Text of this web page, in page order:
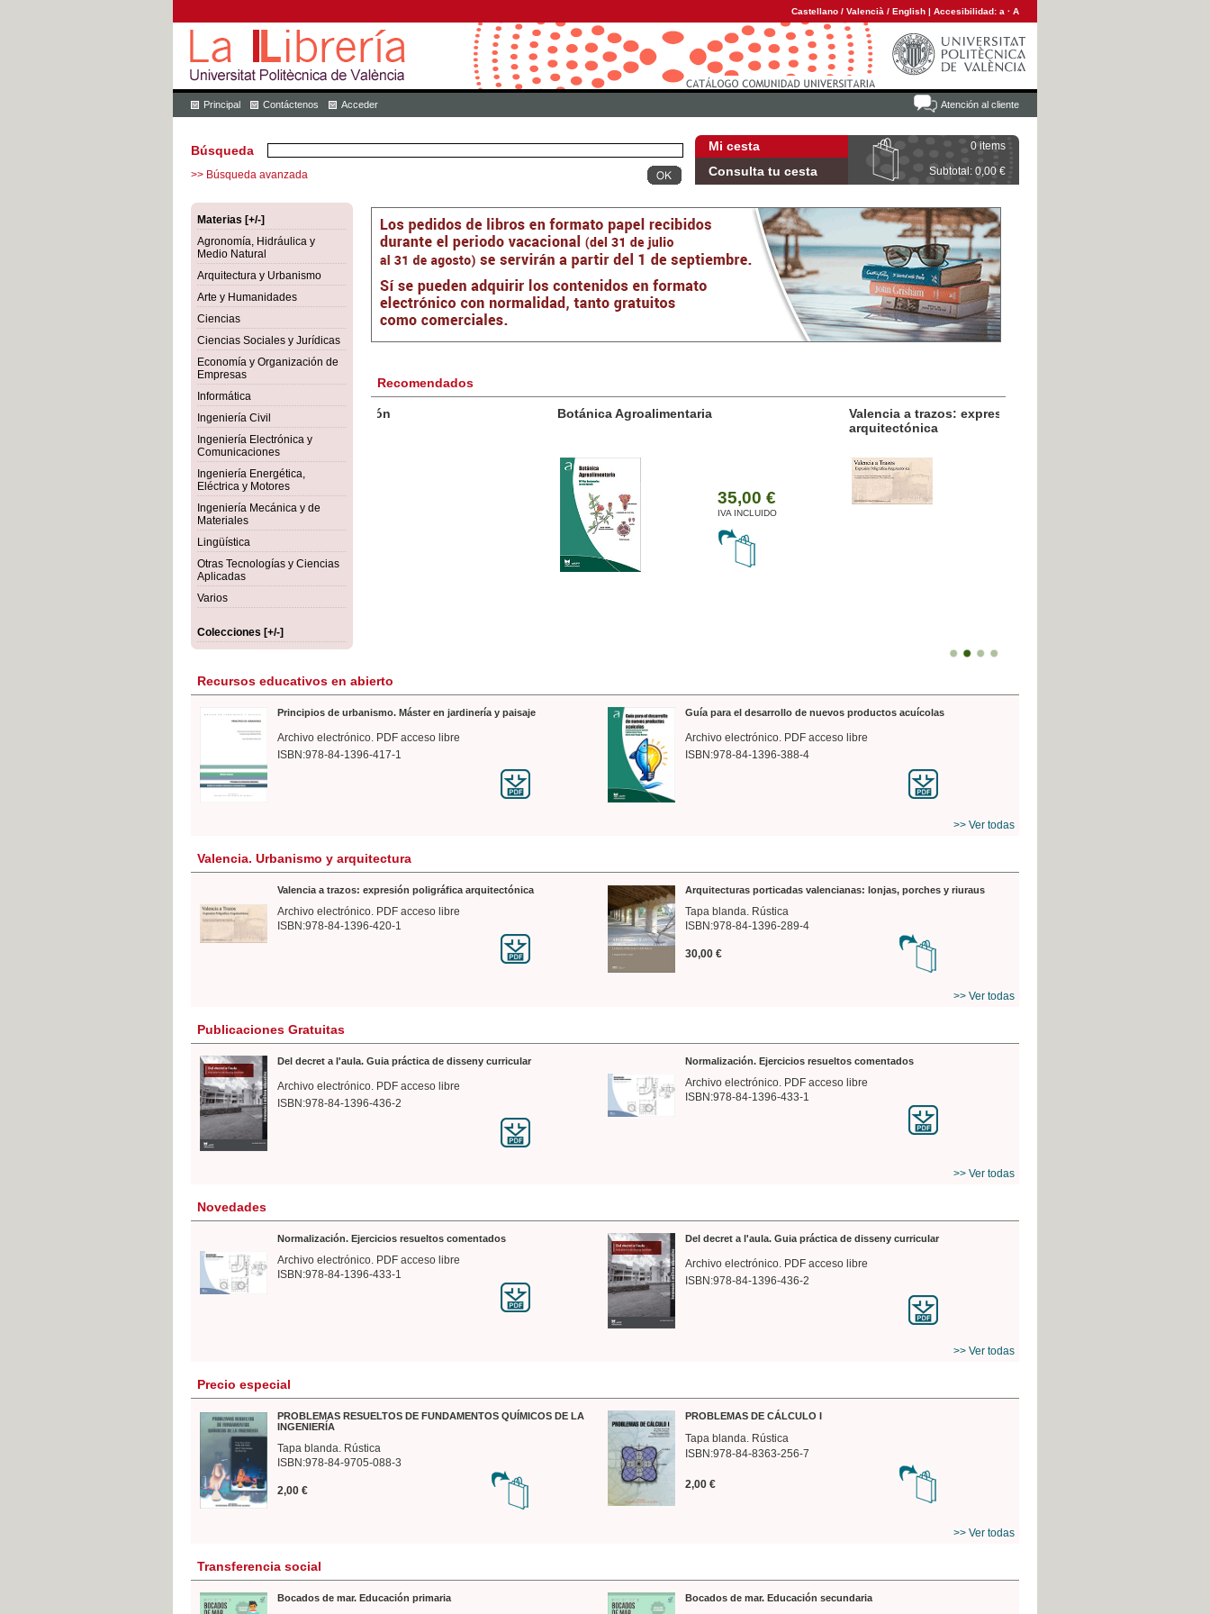
Castellano / Valencià / English | Accesibilidad: a · A
Atención al cliente
Principal Contáctenos Acceder
Mi cesta 0 items
Consulta tu cesta Subtotal: 0,00 €
Búsqueda
>> Búsqueda avanzada
Materias [+/-]
Agronomía, Hidráulica y
Medio Natural
Arquitectura y Urbanismo
Arte y Humanidades
Ciencias
Ciencias Sociales y Jurídicas
Economía y Organización de
Empresas
Informática
Ingeniería Civil
Ingeniería Electrónica y
Comunicaciones
Ingeniería Energética,
Eléctrica y Motores
Ingeniería Mecánica y de
Materiales
Lingüística
Otras Tecnologías y Ciencias
Aplicadas
Varios
Colecciones [+/-]
Recomendados
Botánica Agroalimentaria
35,00 €
IVA INCLUIDO
Valencia a trazos: expresión poligráfica
Recursos educativos en abierto
Principios de urbanismo. Máster en jardinería y paisaje
Archivo electrónico. PDF acceso libre
ISBN:978-84-1396-417-1
Guía para el desarrollo de nuevos productos acuícolas
Archivo electrónico. PDF acceso libre
ISBN:978-84-1396-388-4
>> Ver todas
Valencia. Urbanismo y arquitectura
Valencia a trazos: expresión poligráfica arquitectónica
Archivo electrónico. PDF acceso libre
ISBN:978-84-1396-420-1
Arquitecturas porticadas valencianas: lonjas, porches y riuraus
Tapa blanda. Rústica
ISBN:978-84-1396-289-4
30,00 €
>> Ver todas
Publicaciones Gratuitas
Del decret a l'aula. Guia práctica de disseny curricular
Archivo electrónico. PDF acceso libre
ISBN:978-84-1396-436-2
Normalización. Ejercicios resueltos comentados
Archivo electrónico. PDF acceso libre
ISBN:978-84-1396-433-1
>> Ver todas
Novedades
Normalización. Ejercicios resueltos comentados
Archivo electrónico. PDF acceso libre
ISBN:978-84-1396-433-1
Del decret a l'aula. Guia práctica de disseny curricular
Archivo electrónico. PDF acceso libre
ISBN:978-84-1396-436-2
>> Ver todas
Precio especial
PROBLEMAS RESUELTOS DE FUNDAMENTOS QUÍMICOS DE LA
INGENIERÍA
Tapa blanda. Rústica
ISBN:978-84-9705-088-3
2,00 €
PROBLEMAS DE CÁLCULO I
Tapa blanda. Rústica
ISBN:978-84-8363-256-7
2,00 €
>> Ver todas
Transferencia social
Bocados de mar. Educación primaria Bocados de mar. Educación secundaria